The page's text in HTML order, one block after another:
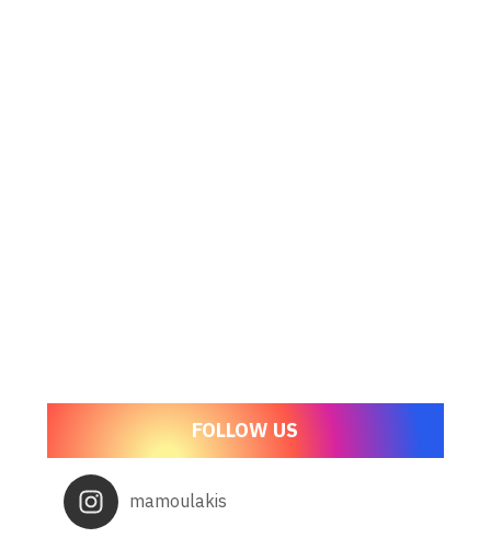
mamoulakis
FOLLOW US